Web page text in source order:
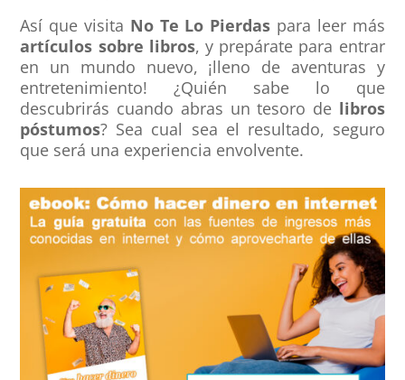
Así que visita No Te Lo Pierdas para leer más
artículos sobre libros, y prepárate para entrar
en un mundo nuevo, ¡lleno de aventuras y
entretenimiento! ¿Quién sabe lo que
descubrirás cuando abras un tesoro de libros
póstumos? Sea cual sea el resultado, seguro
que será una experiencia envolvente.